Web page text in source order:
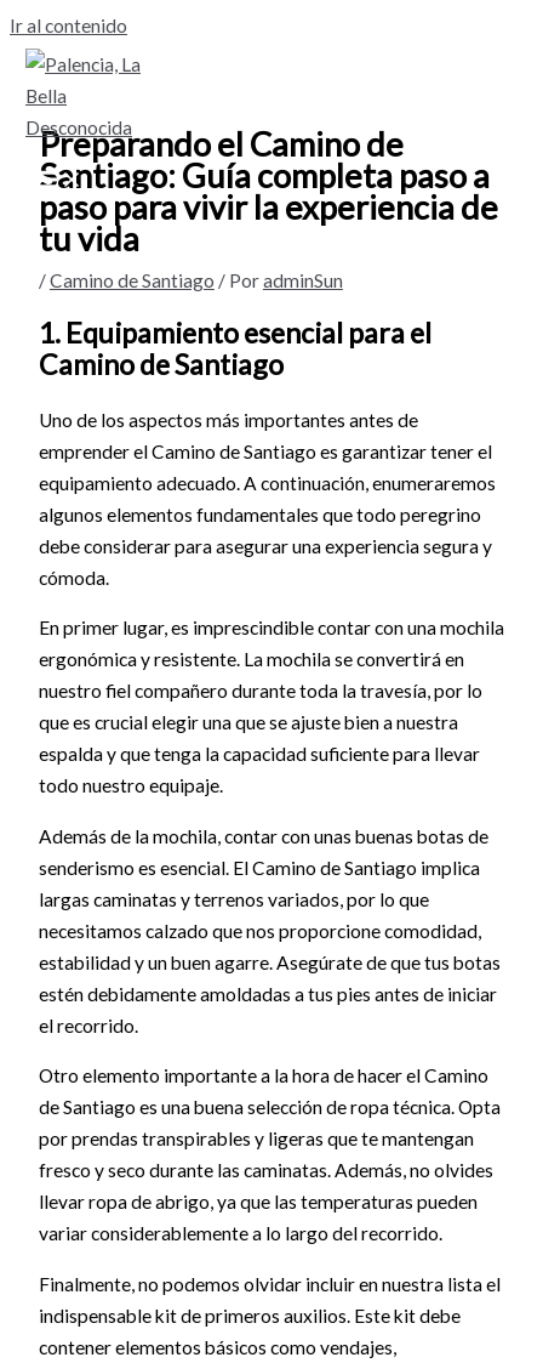
Ir al contenido
Preparando el Camino de
Santiago: Guía completa paso a
paso para vivir la experiencia de
tu vida
/Camino de Santiago / PoradminSun
1. Equipamiento esencial para el
Camino de Santiago
Uno de los aspectos más importantes antes de
emprender el Camino de Santiago es garantizar tener el
equipamiento adecuado. A continuación, enumeraremos
algunos elementos fundamentales que todo peregrino
debe considerar para asegurar una experiencia segura y
cómoda.
En primer lugar, es imprescindible contar con una mochila
ergonómica y resistente. La mochila se convertirá en
nuestro fiel compañero durante toda la travesía, por lo
que es crucial elegir una que se ajuste bien a nuestra
espalda y que tenga la capacidad suficiente para llevar
todo nuestro equipaje.
Además de la mochila, contar con unas buenas botas de
senderismo es esencial. El Camino de Santiago implica
largas caminatas y terrenos variados, por lo que
necesitamos calzado que nos proporcione comodidad,
estabilidad y un buen agarre. Asegúrate de que tus botas
estén debidamente amoldadas a tus pies antes de iniciar
el recorrido.
Otro elemento importante a la hora de hacer el Camino
de Santiago es una buena selección de ropa técnica. Opta
por prendas transpirables y ligeras que te mantengan
fresco y seco durante las caminatas. Además, no olvides
llevar ropa de abrigo, ya que las temperaturas pueden
variar considerablemente a lo largo del recorrido.
Finalmente, no podemos olvidar incluir en nuestra lista el
indispensable kit de primeros auxilios. Este kit debe
contener elementos básicos como vendajes,